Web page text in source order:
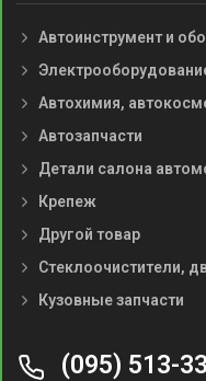
Автоинструмент и
Автохимия,
Автозапчасти
Детали салона
Крепеж
Другой товар
Стеклоочистители,
Кузовные запчасти
(095) 513-